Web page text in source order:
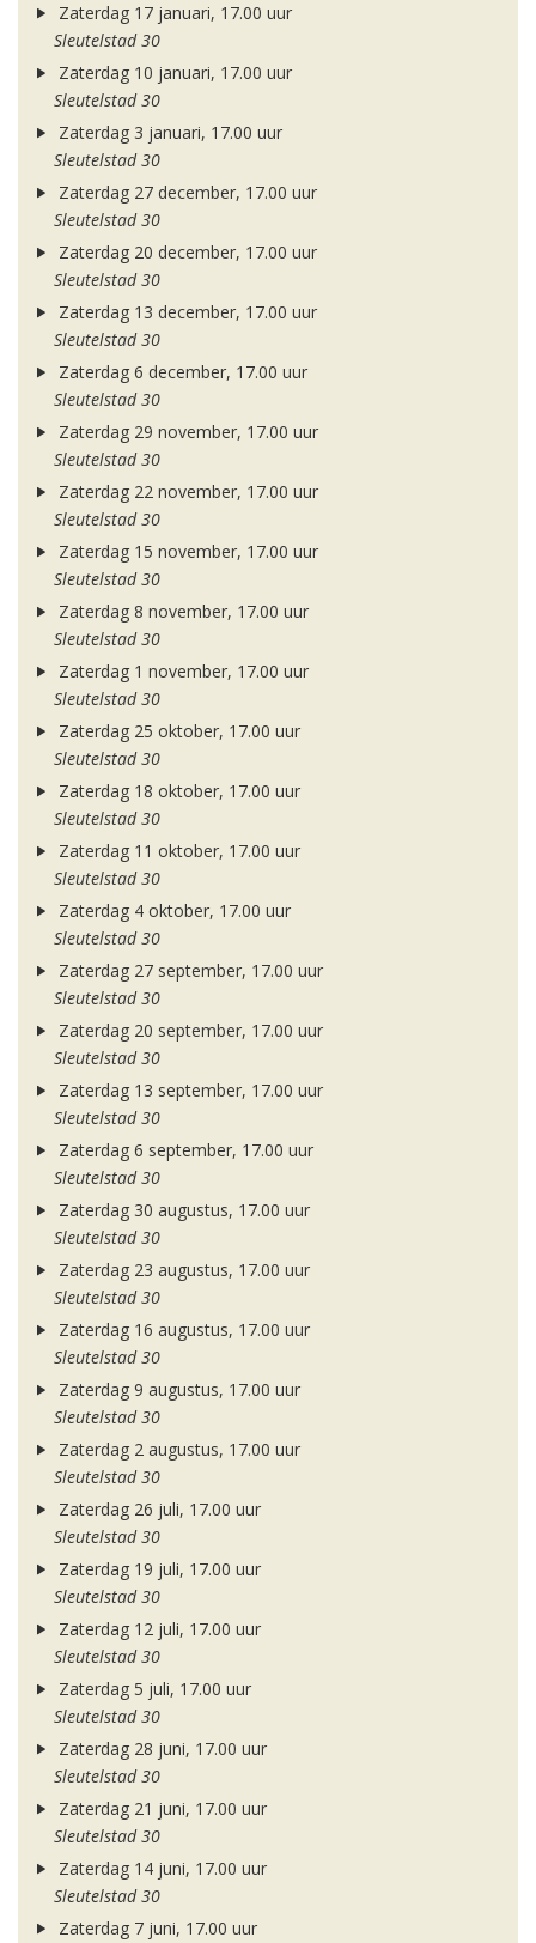
Zaterdag 17 januari, 17.00 uur
Sleutelstad 30
Zaterdag 10 januari, 17.00 uur
Sleutelstad 30
Zaterdag 3 januari, 17.00 uur
Sleutelstad 30
Zaterdag 27 december, 17.00 uur
Sleutelstad 30
Zaterdag 20 december, 17.00 uur
Sleutelstad 30
Zaterdag 13 december, 17.00 uur
Sleutelstad 30
Zaterdag 6 december, 17.00 uur
Sleutelstad 30
Zaterdag 29 november, 17.00 uur
Sleutelstad 30
Zaterdag 22 november, 17.00 uur
Sleutelstad 30
Zaterdag 15 november, 17.00 uur
Sleutelstad 30
Zaterdag 8 november, 17.00 uur
Sleutelstad 30
Zaterdag 1 november, 17.00 uur
Sleutelstad 30
Zaterdag 25 oktober, 17.00 uur
Sleutelstad 30
Zaterdag 18 oktober, 17.00 uur
Sleutelstad 30
Zaterdag 11 oktober, 17.00 uur
Sleutelstad 30
Zaterdag 4 oktober, 17.00 uur
Sleutelstad 30
Zaterdag 27 september, 17.00 uur
Sleutelstad 30
Zaterdag 20 september, 17.00 uur
Sleutelstad 30
Zaterdag 13 september, 17.00 uur
Sleutelstad 30
Zaterdag 6 september, 17.00 uur
Sleutelstad 30
Zaterdag 30 augustus, 17.00 uur
Sleutelstad 30
Zaterdag 23 augustus, 17.00 uur
Sleutelstad 30
Zaterdag 16 augustus, 17.00 uur
Sleutelstad 30
Zaterdag 9 augustus, 17.00 uur
Sleutelstad 30
Zaterdag 2 augustus, 17.00 uur
Sleutelstad 30
Zaterdag 26 juli, 17.00 uur
Sleutelstad 30
Zaterdag 19 juli, 17.00 uur
Sleutelstad 30
Zaterdag 12 juli, 17.00 uur
Sleutelstad 30
Zaterdag 5 juli, 17.00 uur
Sleutelstad 30
Zaterdag 28 juni, 17.00 uur
Sleutelstad 30
Zaterdag 21 juni, 17.00 uur
Sleutelstad 30
Zaterdag 14 juni, 17.00 uur
Sleutelstad 30
Zaterdag 7 juni, 17.00 uur